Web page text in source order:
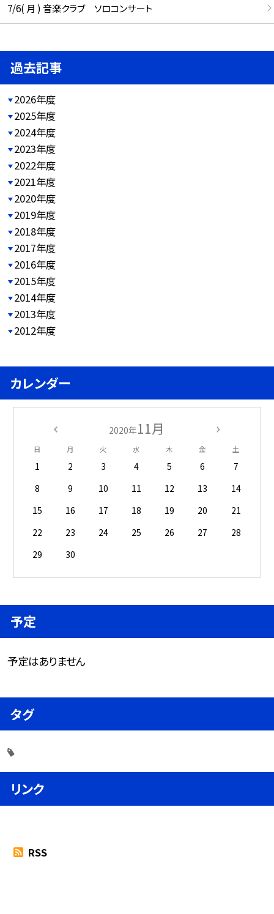
7/6( 月 ) 音楽クラブ ソロコンサート
過去記事
2026年度
2025年度
2024年度
2023年度
2022年度
2021年度
2020年度
2019年度
2018年度
2017年度
2016年度
2015年度
2014年度
2013年度
2012年度
カレンダー
2020年11月
日 月 火 水 木 金 土
1 2 3 4 5 6
7
8
9 10 11 12 13
14
15
16 17 18 19 20
21
22
23 24 25 26 27
28
29
30
予定
予定はありません
タグ
リンク
RSS